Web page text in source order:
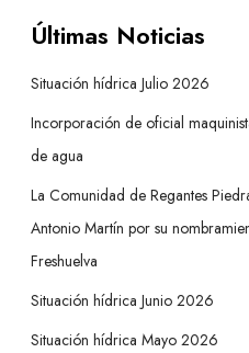
Últimas Noticias
Situación hídrica Julio 2026
Incorporación de oficial
de agua
La Comunidad de Regantes
Antonio Martín por su
Freshuelva
Situación hídrica Junio 2026
Situación hídrica Mayo 2026